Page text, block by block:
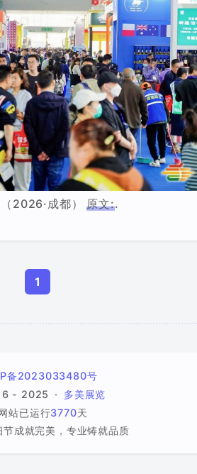
2026·成都）原文:.
1
备2023033480号
- 2025
多美展览
站已运行3770天
成就完美，专业铸就品质